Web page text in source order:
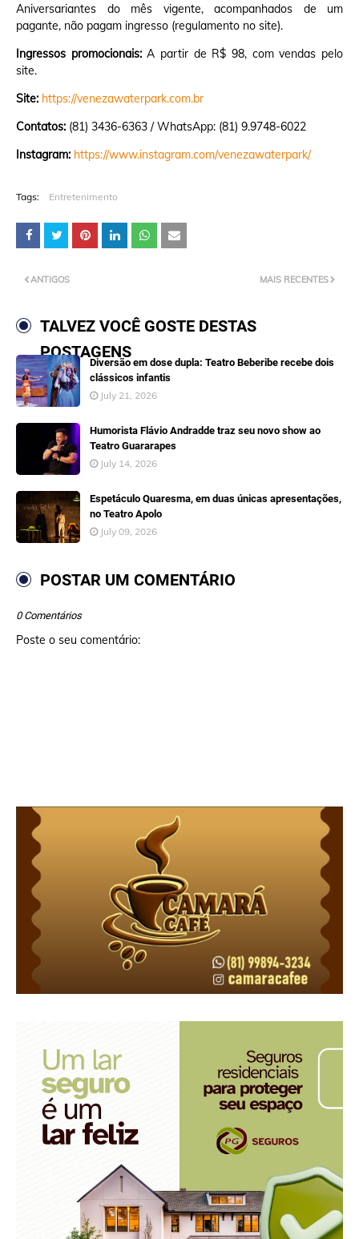
Aniversariantes do mês vigente, acompanhados de um
pagante, não pagam ingresso (regulamento no site).
Ingressos promocionais:A partir de R$ 98, com vendas pelo
site.
Site: https://venezawaterpark.com.br
Contatos: (81) 3436-6363 / WhatsApp: (81) 9.9748-6022
Instagram: https://www.instagram.com/venezawaterpark/
Tags: Entretenimento
MAIS RECENTES
ANTIGOS
TALVEZ VOCÊ GOSTE DESTAS
POSTAGENS
Diversão em dose dupla: Teatro Beberibe recebe dois
clássicos infantis
July 21, 2026
Humorista Flávio Andradde traz seu novo show ao
Teatro Guararapes
July 14, 2026
Espetáculo Quaresma, em duas únicas apresentações,
no Teatro Apolo
July 09, 2026
POSTAR UM COMENTÁRIO
0 Comentários
Poste o seu comentário: